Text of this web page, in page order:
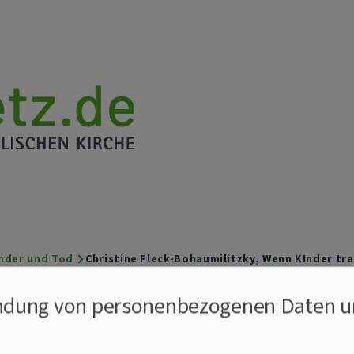
und Tod Christine Fleck-Bohaumilitzky, Wenn KInder
Bohaumilitzky,
von personenbezogenen Daten